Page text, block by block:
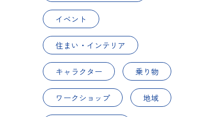
イベント
住まい・インテリア
キャラクター 乗り物
ワークショップ 地域